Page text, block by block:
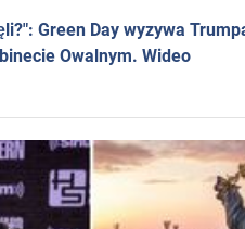
Green Day wyzywa
Owalnym. Wideo